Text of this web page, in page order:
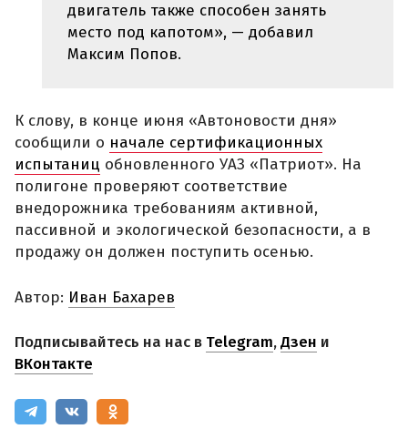
двигатель также способен занять
место под капотом», — добавил
Максим Попов.
К слову, в конце июня «Автоновости дня»
сообщили о начале сертификационных
испытаниц обновленного УАЗ «Патриот». На
полигоне проверяют соответствие
внедорожника требованиям активной,
пассивной и экологической безопасности, а в
продажу он должен поступить осенью.
Автор: Иван Бахарев
Подписывайтесь на нас в Telegram,Дзен и
ВКонтакте